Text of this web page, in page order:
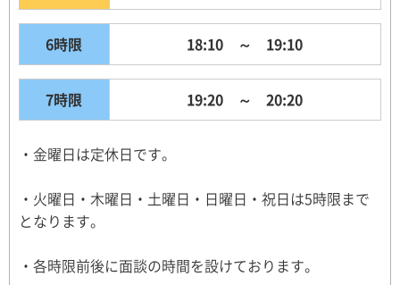
6時限 18:10 ～ 19:10
7時限 19:20 ～ 20:20
・金曜日は定休日です。
・火曜日・木曜日・土曜日・日曜日・祝日は5時限まで
となります。
・各時限前後に面談の時間を設けております。